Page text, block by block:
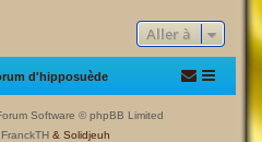
Aller à
d'hipposuède
Software © phpBB Limited
& Solidjeuh